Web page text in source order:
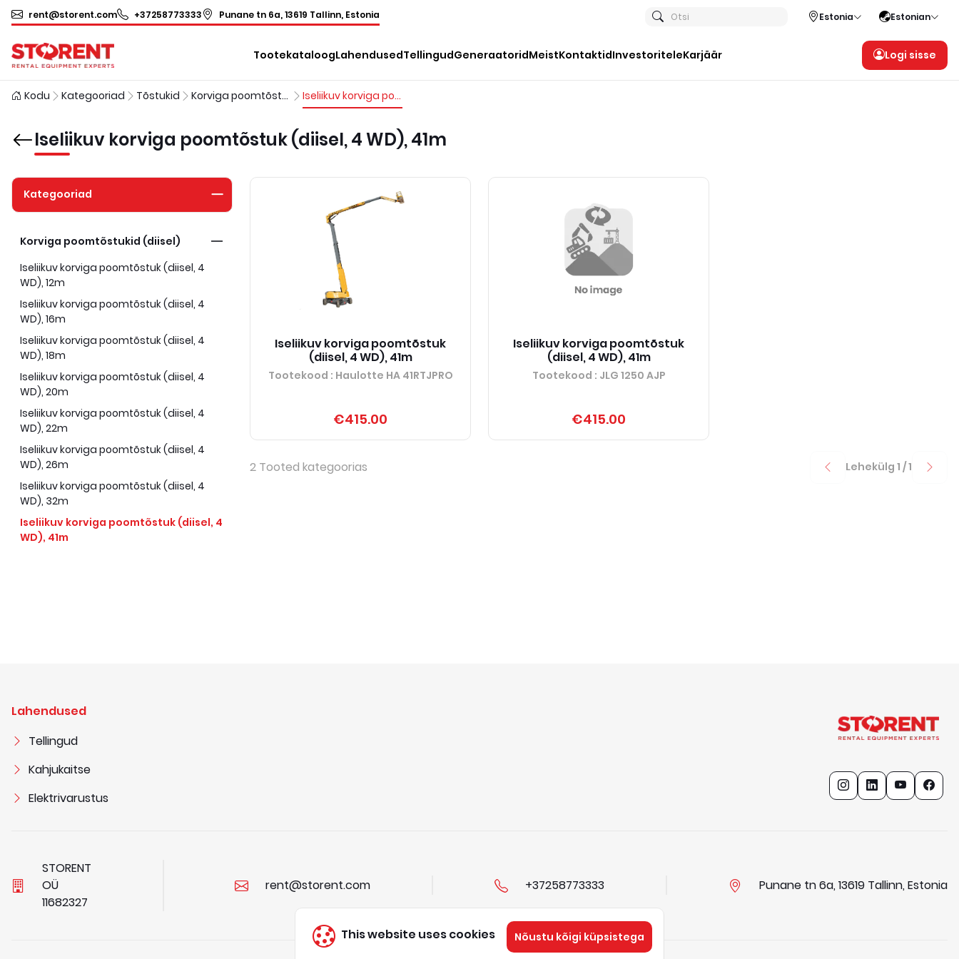
rent@storent.com +37258773333 Punane tn 6a, 13619 Tallinn, Estonia Otsi Estonia Estonian
TootekataloogLahendusedTellingudGeneraatoridMeistKontaktidInvestoriteleKarjäär Logi sisse
Kodu Kategooriad Tõstukid Korviga poomtõstukid (diisel) Iseliikuv korviga poomtõstuk (diisel, 4 WD), 41m
Iseliikuv korviga poomtõstuk (diisel, 4 WD), 41m
Kategooriad
Korviga poomtõstukid (diisel)
Iseliikuv korviga poomtõstuk (diisel, 4
WD), 12m
Iseliikuv korviga poomtõstuk (diisel, 4
WD), 16m
Iseliikuv korviga poomtõstuk (diisel, 4
WD), 18m
Iseliikuv korviga poomtõstuk (diisel, 4
WD), 20m
Iseliikuv korviga poomtõstuk (diisel, 4
WD), 22m
Iseliikuv korviga poomtõstuk (diisel, 4
WD), 26m
Iseliikuv korviga poomtõstuk (diisel, 4
WD), 32m
Iseliikuv korviga poomtõstuk (diisel, 4
WD), 41m
Iseliikuv korviga poomtõstuk
(diisel, 4 WD), 41m
Tootekood : Haulotte HA 41RTJPRO
€415.00
Iseliikuv korviga poomtõstuk
(diisel, 4 WD), 41m
Tootekood : JLG 1250 AJP
€415.00
2 Tooted kategoorias Lehekülg 1 /1
Lahendused
Tellingud
Kahjukaitse
Elektrivarustus
STORENT
OÜ
11682327
rent@storent.com +37258773333 Punane tn 6a, 13619 Tallinn, Estonia
This website uses cookies Nõustu kõigi küpsistega